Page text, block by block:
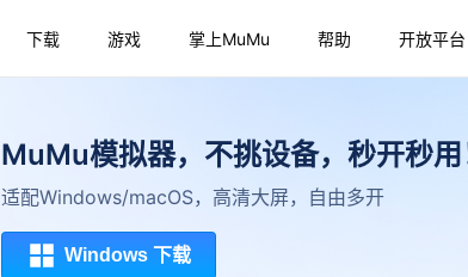
下载 游戏 掌上MuMu 帮助 开放平台
MuMu模拟器，不挑设备，秒开秒用
适配Windows/macOS，高清大屏，自由多开
Windows 下载